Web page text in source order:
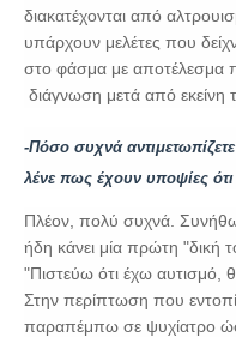
διακατέχονται από
υπάρχουν μελέτες που
στο φάσμα με αποτέλεσμα
διάγνωση μετά από εκείνη
-Πόσο συχνά
λένε πως έχουν υποψίες
Πλέον, πολύ συχνά.
ήδη κάνει μία πρώτη "δική
"Πιστεύω ότι έχω αυτισμό,
Στην περίπτωση που
παραπέμπω σε ψυχίατρο